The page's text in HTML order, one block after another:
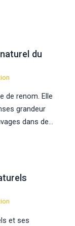
du
de renom. Elle
grandeur
dans de…
et ses